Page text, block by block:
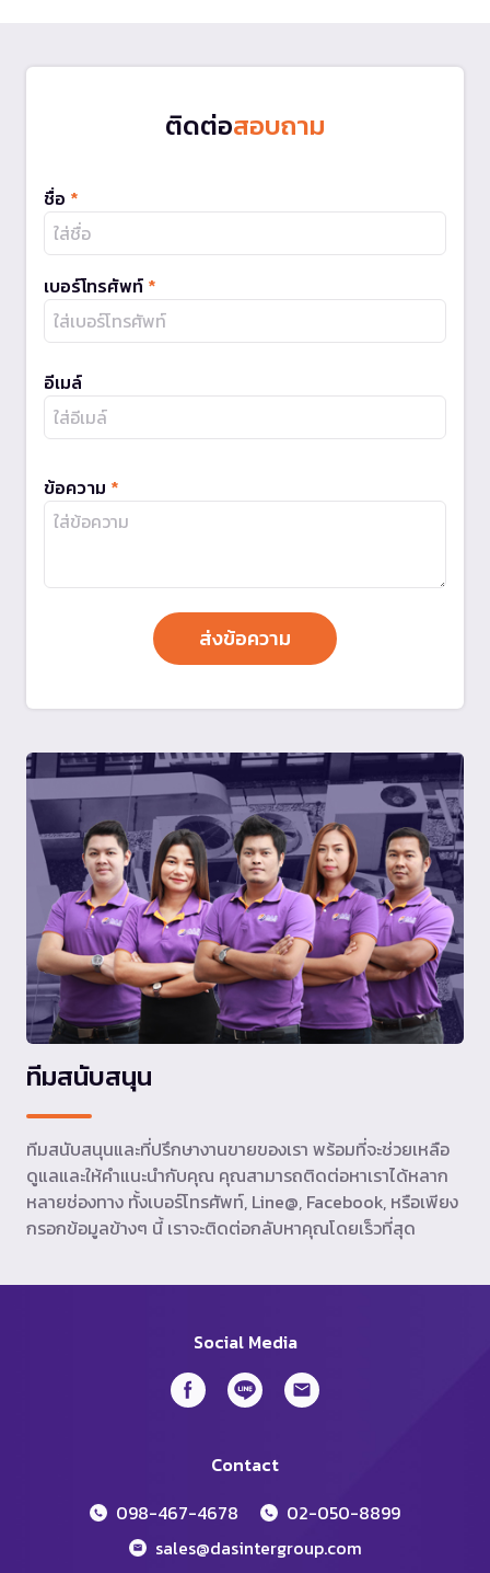
ติดต่อสอบถาม
ชื่อ *
เบอร์โทรศัพท์ *
อีเมล์
ข้อความ *
ทีมสนับสนุน
ทีมสนับสนุนและที่ปรึกษางานขายของเรา พร้อมที่จะช่วยเหลือ
ดูแลและให้คำแนะนำกับคุณ คุณสามารถติดต่อหาเราได้หลาก
หลายช่องทาง ทั้งเบอร์โทรศัพท์, Line@, Facebook, หรือเพียง
กรอกข้อมูลข้างๆ นี้ เราจะติดต่อกลับหาคุณโดยเร็วที่สุด
Social Media
Contact
098-467-4678
02-050-8899
sales@dasintergroup.com